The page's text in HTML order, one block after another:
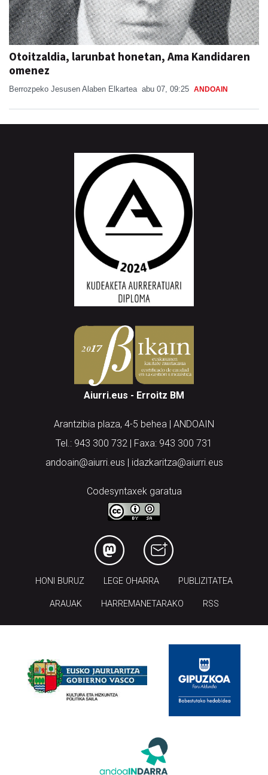
Otoitzaldia, larunbat honetan, Ama Kandidaren
omenez
Berrozpeko Jesusen Alaben Elkartea abu 07, 09:25 ANDOAIN
Aiurri.eus - Erroitz BM
Arantzibia plaza, 4-5 behea | ANDOAIN
Tel.: 943 300 732 | Faxa: 943 300 731
andoain@aiurri.eus | idazkaritza@aiurri.eus
Codesyntaxek garatua
HONI BURUZ LEGE OHARRA PUBLIZITATEA
ARAUAK HARREMANETARAKO RSS